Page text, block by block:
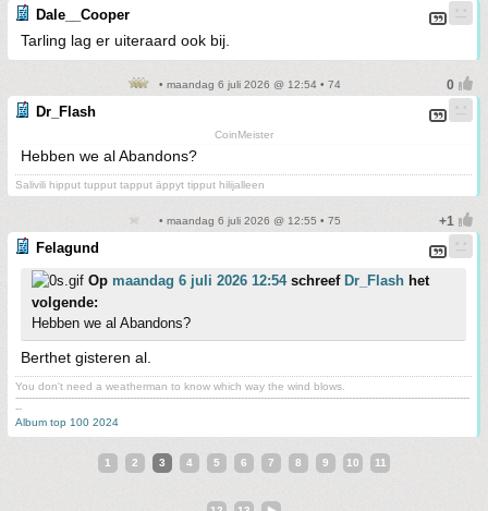
Dale__Cooper
Tarling lag er uiteraard ook bij.
• maandag 6 juli 2026 @ 12:54 • 74
Dr_Flash
CoinMeister
Hebben we al Abandons?
Salivili hipput tupput tapput äppyt tipput hilijalleen
• maandag 6 juli 2026 @ 12:55 • 75
Felagund
Op maandag 6 juli 2026 12:54schreef Dr_Flash het
volgende:
Hebben we al Abandons?
Berthet gisteren al.
You don't need a weatherman to know which way the wind blows.
-------------------------------------------------------------------------------------------------------------------------------------------
--
Album top 100 2024
1 2 3 4 5 6 7 8 9 10 11